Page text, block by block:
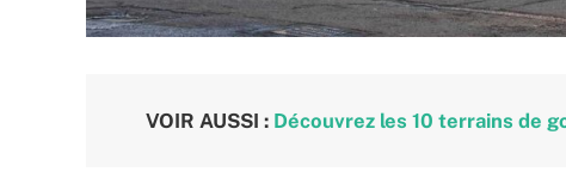
VOIR AUSSI : Découvrez les 10 terrains de